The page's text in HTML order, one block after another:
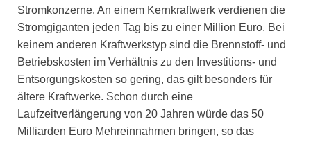
Stromkonzerne. An einem Kernkraftwerk verdienen die
Stromgiganten jeden Tag bis zu einer Million Euro. Bei
keinem anderen Kraftwerkstyp sind die Brennstoff- und
Betriebskosten im Verhältnis zu den Investitions- und
Entsorgungskosten so gering, das gilt besonders für
ältere Kraftwerke. Schon durch eine
Laufzeitverlängerung von 20 Jahren würde das 50
Milliarden Euro Mehreinnahmen bringen, so das